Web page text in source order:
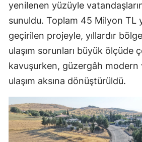
yenilenen yüzüyle
sunuldu. Toplam 45 Milyon TL
geçirilen projeyle, yıllardır bölge
ulaşım sorunları büyük ölçüde
kavuşurken, güzergâh modern
ulaşım aksına dönüştürüldü.